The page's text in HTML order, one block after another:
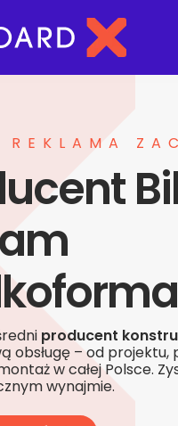
REKLAMA
producent
obsługę – od
w całej Polsce.
wynajmie.